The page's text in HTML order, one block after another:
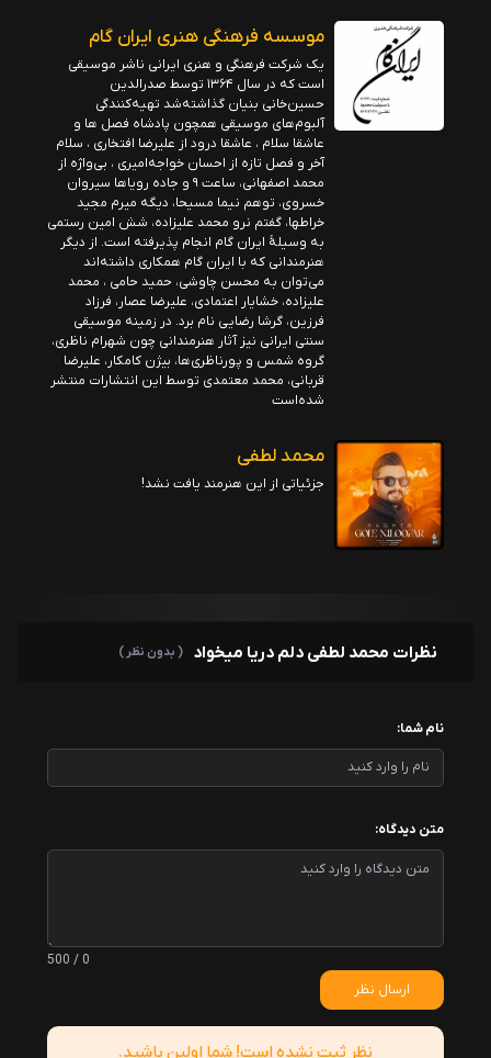
موسسه فرهنگی هنری ایران گام
یک شرکت فرهنگی و هنری ایرانی ناشر موسیقی
است که در سال ۱۳۶۴ توسط صدرالدین
حسین‌خانی بنیان گذاشته‌شد تهیه‌کنندگی
آلبوم‌های موسیقی همچون پادشاه فصل ها و
عاشقا سلام ، عاشقا درود از علیرضا افتخاری ، سلام
آخر و فصل تازه از احسان خواجه‌امیری ، بی‌واژه از
محمد اصفهانی، ساعت ۹ و جاده رویاها سیروان
خسروی، توهم نیما مسیحا، دیگه میرم مجید
خراطها، گفتم نرو محمد علیزاده، شش امین رستمی
به وسیلهٔ ایران گام انجام پذیرفته است. از دیگر
هنرمندانی که با ایران گام همکاری داشته‌اند
می‌توان به محسن چاوشی، حمید حامی ، محمد
علیزاده، خشایار اعتمادی، علیرضا عصار، فرزاد
فرزین، گرشا رضایی نام برد. در زمینه موسیقی
سنتی ایرانی نیز آثار هنرمندانی چون شهرام ناظری،
گروه شمس و پورناظری‌ها، بیژن کامکار، علیرضا
قربانی، محمد معتمدی توسط این انتشارات منتشر
شده‌است
محمد لطفی
جزئیاتی از این هنرمند یافت نشد!
نظرات محمد لطفی دلم دریا میخواد ( بدون نظر )
نام شما:
متن دیدگاه:
0 / 500
ارسال نظر
نظر ثبت نشده است! شما اولین باشید.